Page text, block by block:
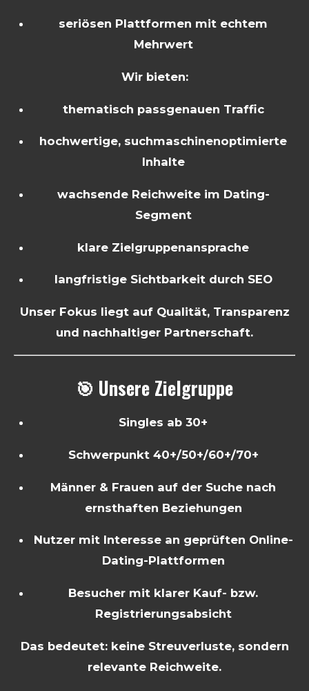
seriösen Plattformen mit echtem
Mehrwert
Wir bieten:
thematisch passgenauen Traffic
hochwertige, suchmaschinenoptimierte
Inhalte
wachsende Reichweite im Dating-
Segment
klare Zielgruppenansprache
langfristige Sichtbarkeit durch SEO
Unser Fokus liegt auf Qualität, Transparenz
und nachhaltiger Partnerschaft.
🎯 Unsere Zielgruppe
Singles ab 30+
Schwerpunkt 40+/50+/60+/70+
Männer & Frauen auf der Suche nach
ernsthaften Beziehungen
Nutzer mit Interesse an geprüften Online-
Dating-Plattformen
Besucher mit klarer Kauf- bzw.
Registrierungsabsicht
Das bedeutet: keine Streuverluste, sondern
relevante Reichweite.